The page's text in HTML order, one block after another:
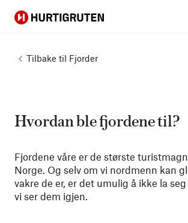
Hurtigruten
Tilbake til Fjorder
Hvordan ble fjordene til?
Fjordene våre er de største
Norge. Og selv om vi nordmenn kan
vakre de er, er det umulig å ikke la
vi ser dem igjen.